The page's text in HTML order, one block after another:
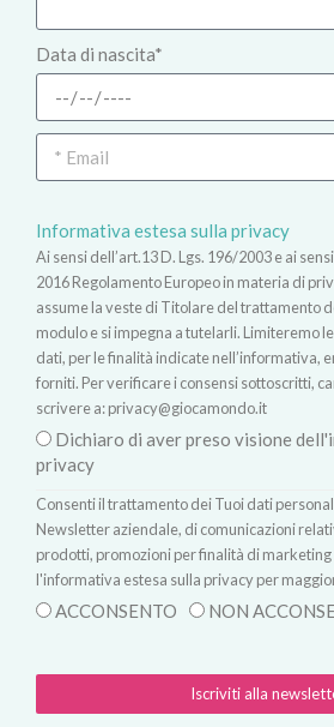
Data di nascita*
Informativa estesa sulla privacy
Ai sensi dell’art.13 D. Lgs. 196/2003 e ai
2016 Regolamento Europeo in materia di
assume la veste di Titolare del trattamento
modulo e si impegna a tutelarli. Limiteremo
dati, per le finalità indicate nell’informativa,
forniti. Per verificare i consensi sottoscritti,
scrivere a:privacy@giocamondo.it
Dichiaro di aver preso visione
privacy
Consenti il trattamento dei Tuoi dati
Newsletter aziendale, di comunicazioni
prodotti, promozioni per finalità di
l'informativa estesa sulla privacy per
ACCONSENTO NON
Iscriviti alla